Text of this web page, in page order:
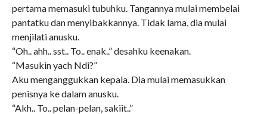
pertama memasuki tubuhku. Tangannya mulai membelai
pantatku dan menyibakkannya. Tidak lama, dia mulai
menjilati anusku.
“Oh.. ahh.. sst.. To.. enak..” desahku keenakan.
“Masukin yach Ndi?”
Aku menganggukkan kepala. Dia mulai memasukkan
penisnya ke dalam anusku.
“Akh.. To.. pelan-pelan, sakiit..”